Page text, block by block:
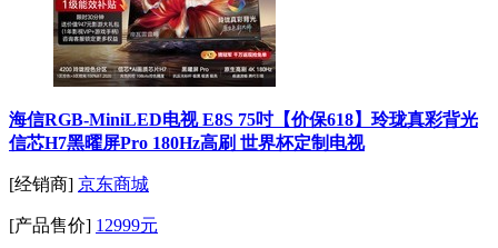
海信RGB-MiniLED电视 E8S 75吋【价保618】玲珑真彩背光
信芯H7黑曜屏Pro 180Hz高刷 世界杯定制电视
[经销商] 京东商城
[产品售价] 12999元